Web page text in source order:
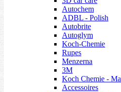
Autochem
ADBL - Polish
Autobrite
Autoglym
Koch-Chemie
Rupes
Menzerna
3M
Koch Chemie -
Accessoires